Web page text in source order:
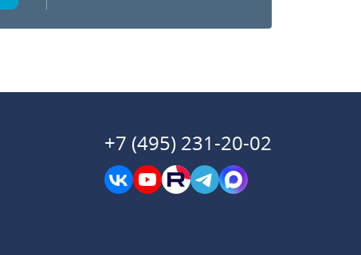
+7 (495) 231-20-02